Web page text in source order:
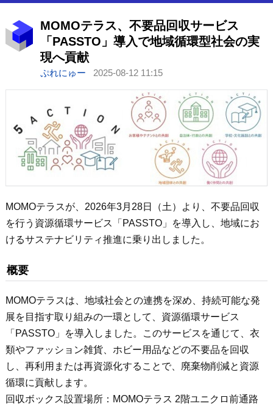
MOMOテラス、不要品回収サービス
「PASSTO」導入で地域循環型社会の実
現へ貢献
ぷれにゅー 2025-08-12 11:15
MOMOテラスが、2026年3月28日（土）より、不要品回収
を行う資源循環サービス「PASSTO」を導入し、地域にお
けるサステナビリティ推進に乗り出しました。
概要
MOMOテラスは、地域社会との連携を深め、持続可能な発
展を目指す取り組みの一環として、資源循環サービス
「PASSTO」を導入しました。このサービスを通じて、衣
類やファッション雑貨、ホビー用品などの不要品を回収
し、再利用または再資源化することで、廃棄物削減と資源
循環に貢献します。
回収ボックス設置場所：MOMOテラス 2階ユニクロ前通路